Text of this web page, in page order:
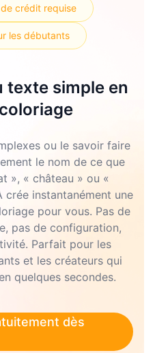
crédit requise
les débutants
texte simple en
ou le savoir faire
le nom de ce que
», « château » ou «
instantanément une
pour vous. Pas de
pas de configuration,
Parfait pour les
et les créateurs qui
quelques secondes.
dès